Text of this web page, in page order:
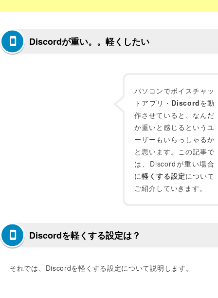
Discordが重い。。軽くしたい
パソコンでボイスチャッ
トアプリ・ Discordを動
作させていると、なんだ
か重いと感じるというユ
ーザーもいらっしゃるか
と思います。この記事で
は、Discordが重い場合
に軽くする設定について
ご紹介していきます。
Discordを軽くする設定は？
それでは、Discordを軽くする設定について説明します。